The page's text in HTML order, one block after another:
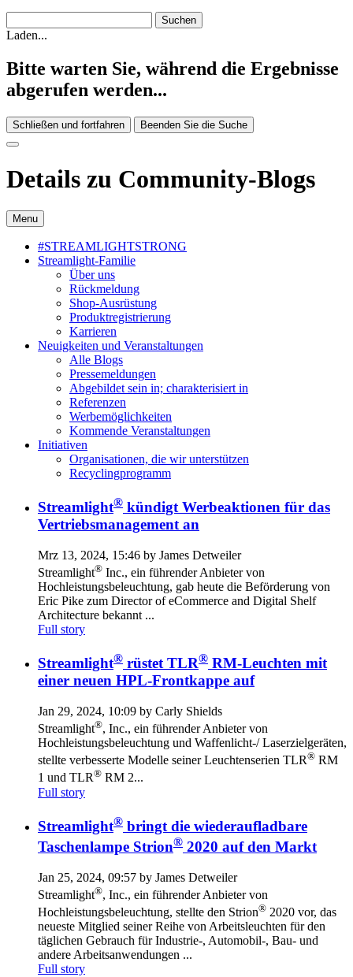
Laden...
Bitte warten Sie, während die Ergebnisse
abgerufen werden...
Schließen und fortfahren Beenden Sie die Suche
Details zu Community-Blogs
Menu
#STREAMLIGHTSTRONG
Streamlight-Familie
Über uns
Rückmeldung
Shop-Ausrüstung
Produktregistrierung
Karrieren
Neuigkeiten und Veranstaltungen
Alle Blogs
Pressemeldungen
Abgebildet sein in; charakterisiert in
Referenzen
Werbemöglichkeiten
Kommende Veranstaltungen
Initiativen
Organisationen, die wir unterstützen
Recyclingprogramm
Streamlight® kündigt Werbeaktionen für das
Vertriebsmanagement an
Mrz 13, 2024, 15:46 by James Detweiler
Streamlight® Inc., ein führender Anbieter von
Hochleistungsbeleuchtung, gab heute die Beförderung von
Eric Pike zum Director of eCommerce and Digital Shelf
Architecture bekannt ...
Full story
Streamlight® rüstet TLR® RM-Leuchten mit
einer neuen HPL-Frontkappe auf
Jan 29, 2024, 10:09 by Carly Shields
Streamlight®, Inc., ein führender Anbieter von
Hochleistungsbeleuchtung und Waffenlicht-/ Laserzielgeräten,
stellte verbesserte Modelle seiner Leuchtenserien TLR® RM
1 und TLR® RM 2...
Full story
Streamlight® bringt die wiederaufladbare
Taschenlampe Strion® 2020 auf den Markt
Jan 25, 2024, 09:57 by James Detweiler
Streamlight®, Inc., ein führender Anbieter von
Hochleistungsbeleuchtung, stellte den Strion® 2020 vor, das
neueste Mitglied seiner Reihe von Arbeitsleuchten für den
täglichen Gebrauch für Industrie-, Automobil-, Bau- und
andere Arbeitsanwendungen ...
Full story